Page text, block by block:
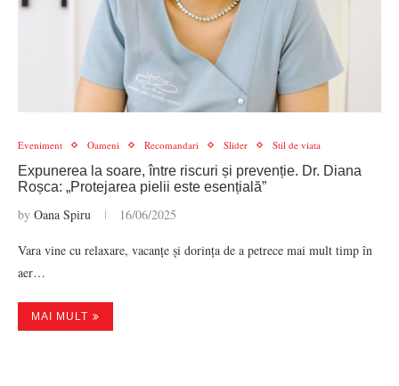
Eveniment Oameni Recomandari Slider Stil de viata
Expunerea la soare, între riscuri și prevenție. Dr. Diana
Roșca: „Protejarea pielii este esențială”
by Oana Spiru 16/06/2025
Vara vine cu relaxare, vacanțe și dorința de a petrece mai mult timp în
aer…
MAI MULT